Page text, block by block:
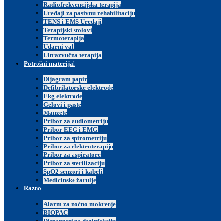
Radiofrekvencijska terapija
Uređaji za pasivnu rehabilitaciju
TENS i EMS Uređaji
Terapijski stolovi
Termoterapija
Udarni val
Ultrazvučna terapija
Potrošni materijal
Dijagram papir
Defibrilatorske elektrode
Ekg elektrode
Gelovi i paste
Manžete
Pribor za audiometriju
Pribor EEG i EMG
Pribor za spirometriju
Pribor za elektroterapiju
Pribor za aspiratore
Pribor za sterilizaciju
SpO2 senzori i kabeli
Medicinske žarulje
Razno
Alarm za noćno mokrenje
BIOPAC